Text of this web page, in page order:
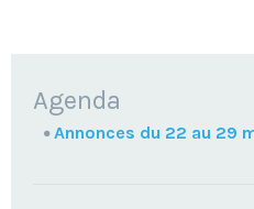
NAVIGATION
Agenda
Annonces du 22 au 29